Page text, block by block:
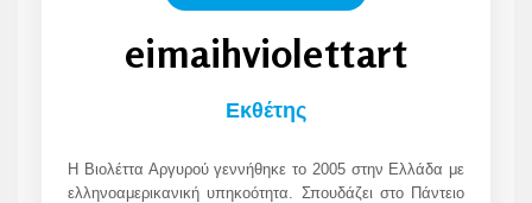
eimaihviolettart
Εκθέτης
Η Βιολέττα Αργυρού γεννήθηκε το 2005 στην Ελλάδα με
ελληνοαμερικανική υπηκοότητα. Σπουδάζει στο Πάντειο